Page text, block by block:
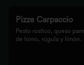
Pizze Carpaccio
Pesto rústico, queso
de lomo, rúgula y limón.